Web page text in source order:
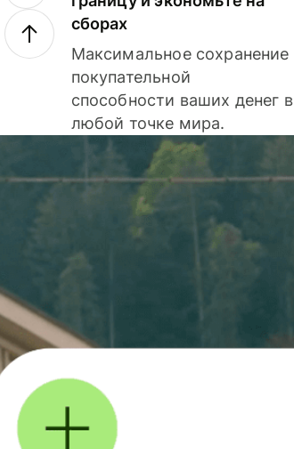
сборах
Максимальное сохранение
покупательной
способности ваших денег в
любой точке мира.